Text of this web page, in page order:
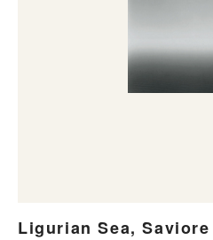
Ligurian Sea, Saviore